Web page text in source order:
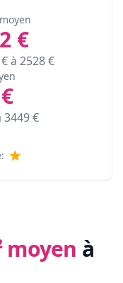
€
€ à 2528€
3449€
moyen à